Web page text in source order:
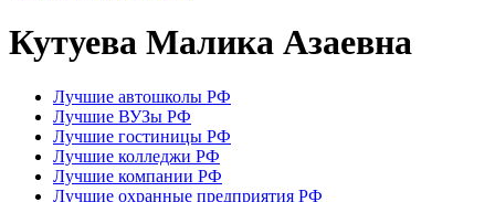
Кутуева Малика Азаевна
Лучшие автошколы РФ
Лучшие ВУЗы РФ
Лучшие гостиницы РФ
Лучшие колледжи РФ
Лучшие компании РФ
Лучшие охранные предприятия РФ